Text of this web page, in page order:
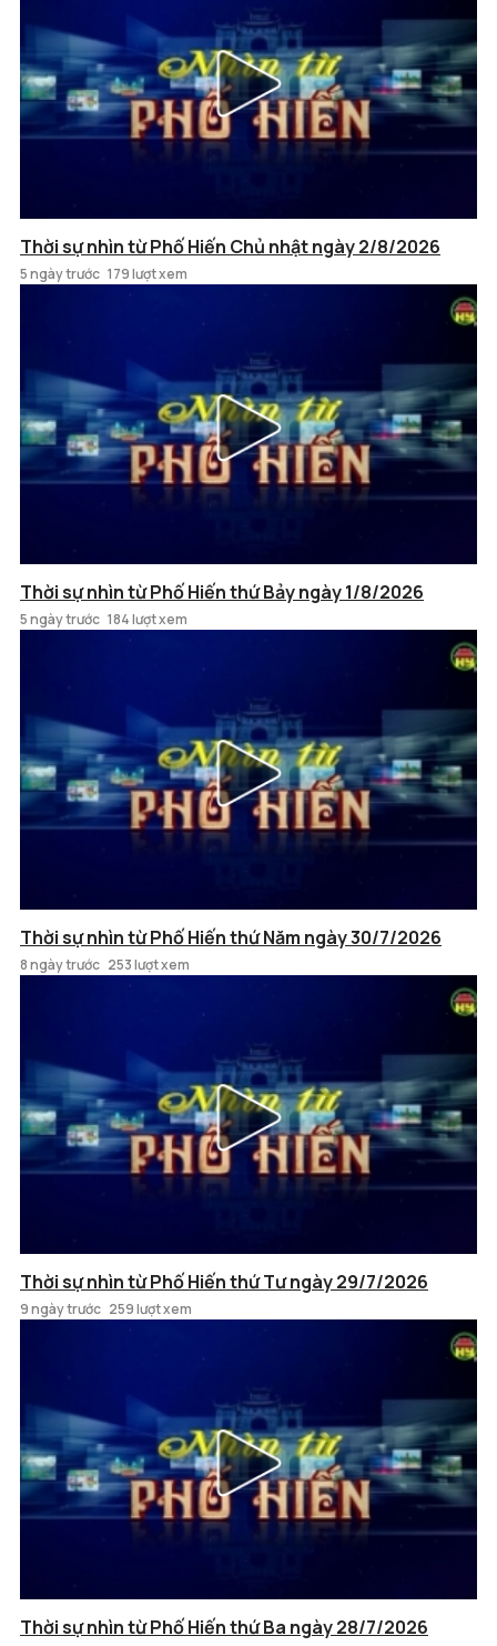
Thời sự nhìn từ Phố Hiến Chủ nhật ngày 2/8/2026
5 ngày trước 179 lượt xem
Thời sự nhìn từ Phố Hiến thứ Bảy ngày 1/8/2026
5 ngày trước 184 lượt xem
Thời sự nhìn từ Phố Hiến thứ Năm ngày 30/7/2026
8 ngày trước 253 lượt xem
Thời sự nhìn từ Phố Hiến thứ Tư ngày 29/7/2026
9 ngày trước 259 lượt xem
Thời sự nhìn từ Phố Hiến thứ Ba ngày 28/7/2026